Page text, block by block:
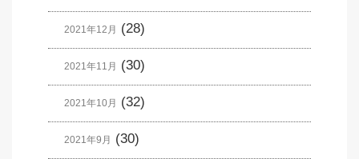
2021年12月 (28)
2021年11月 (30)
2021年10月 (32)
2021年9月 (30)